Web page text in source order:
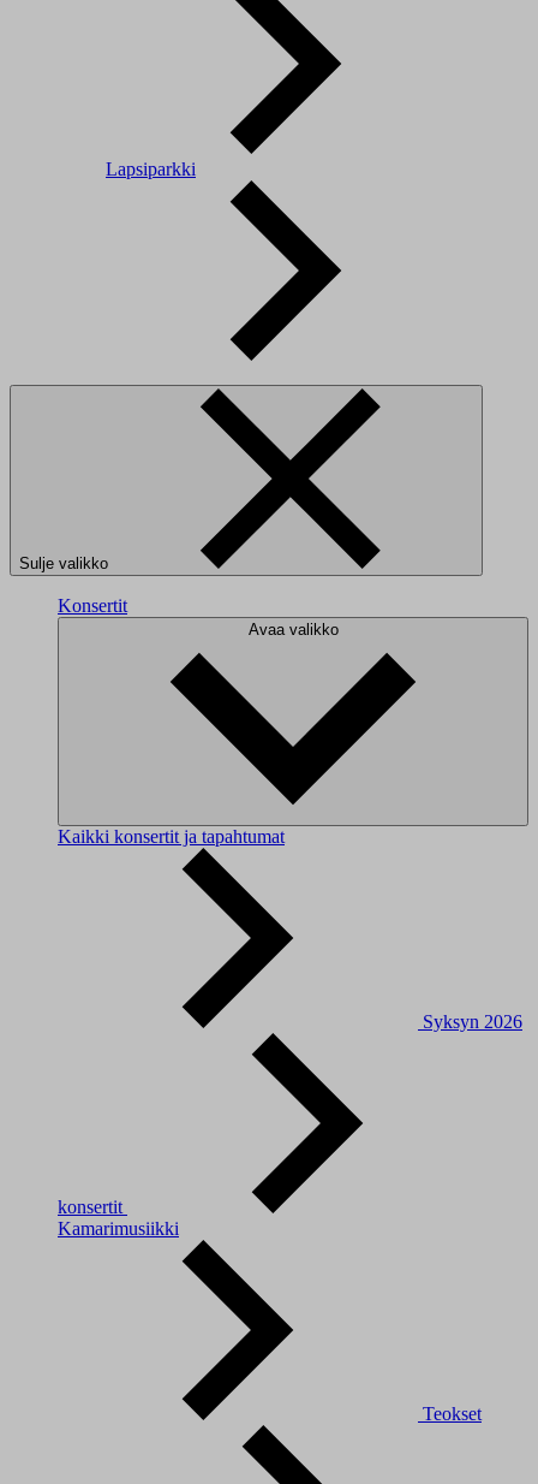
Lapsiparkki
Sulje valikko
Konsertit
Avaa valikko
Kaikki konsertit ja tapahtumat
Syksyn 2026
konsertit
Kamarimusiikki
Teokset